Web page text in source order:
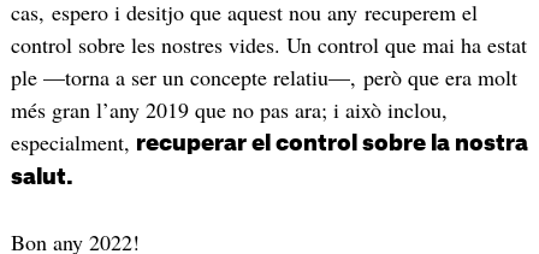
cas, espero i desitjo que aquest nou any recuperem el
control sobre les nostres vides. Un control que mai ha estat
ple —torna a ser un concepte relatiu—, però que era molt
més gran l’any 2019 que no pas ara; i això inclou,
especialment, recuperar el control sobre la nostra
salut.
Bon any 2022!